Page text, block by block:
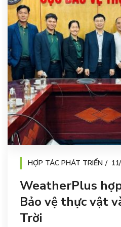
HỢP TÁC PHÁT TRIỂN
WeatherPlus
Bảo vệ thực vật
Trời